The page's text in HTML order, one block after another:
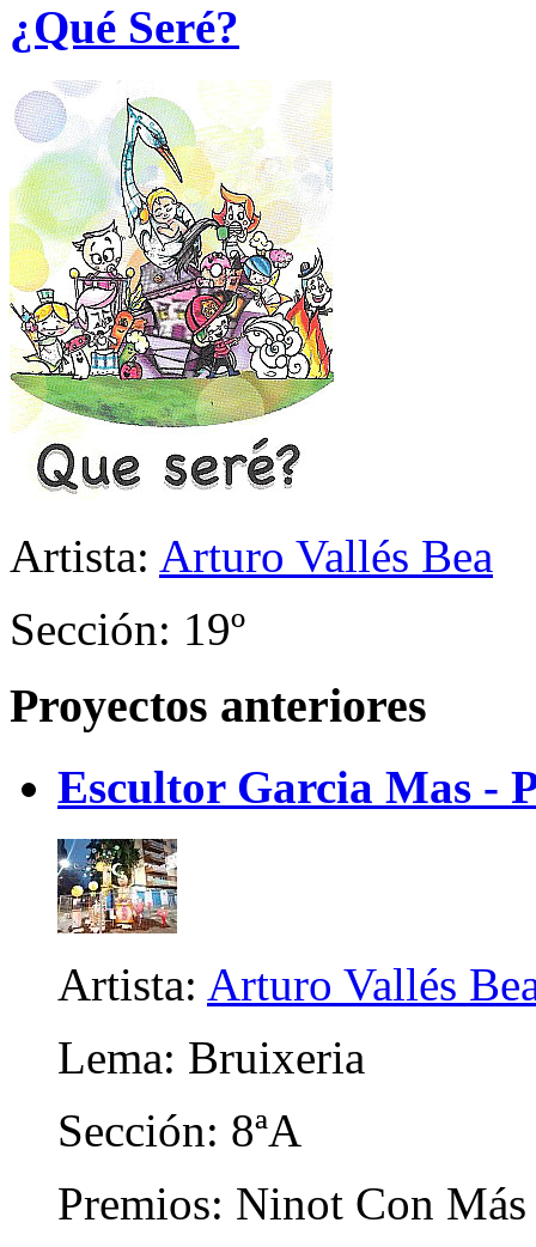
¿Qué Seré?
Artista: Arturo Vallés Bea
Sección: 19º
Proyectos anteriores
Escultor Garcia Mas -
Artista: Arturo Vallés
Lema: Bruixeria
Sección: 8ªA
Premios: Ninot Con